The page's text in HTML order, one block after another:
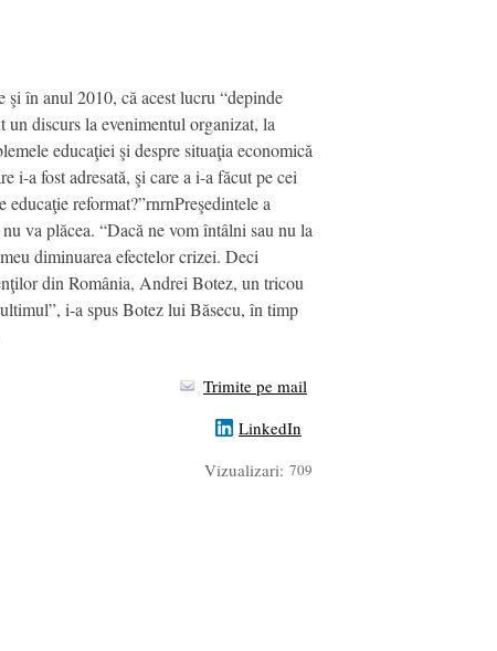
şi în anul 2010, că acest lucru “depinde
discurs la evenimentul organizat, la
educaţiei şi despre situaţia economică
i-a fost adresată, şi care a i-a făcut pe cei
educaţie reformat?”rnrnPreşedintele a
va plăcea. “Dacă ne vom întâlni sau nu la
diminuarea efectelor crizei. Deci
din România, Andrei Botez, un tricou
i-a spus Botez lui Băsecu, în timp
Trimite pe mail
LinkedIn
Vizualizari: 709